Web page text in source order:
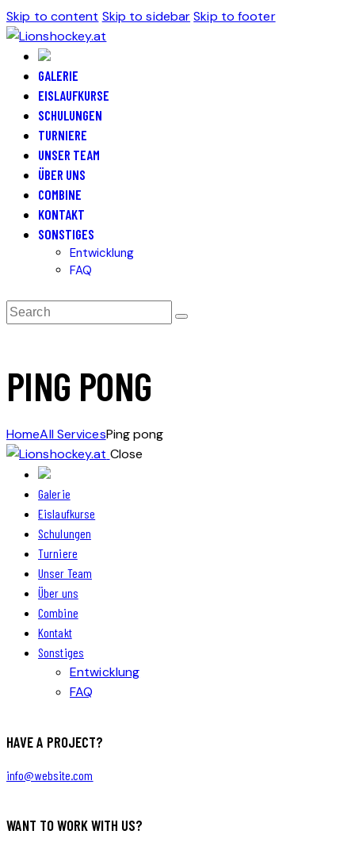
Skip to content Skip to sidebar Skip to footer
GALERIE
EISLAUFKURSE
SCHULUNGEN
TURNIERE
UNSER TEAM
ÜBER UNS
COMBINE
KONTAKT
SONSTIGES
Entwicklung
FAQ
PING PONG
HomeAll ServicesPing pong
Close
Galerie
Eislaufkurse
Schulungen
Turniere
Unser Team
Über uns
Combine
Kontakt
Sonstiges
Entwicklung
FAQ
HAVE A PROJECT?
info@website.com
WANT TO WORK WITH US?